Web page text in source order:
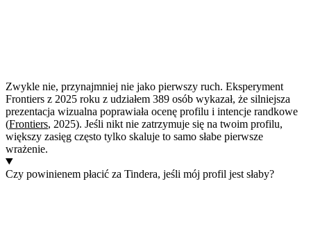
Zwykle nie, przynajmniej nie jako pierwszy ruch. Eksperyment
Frontiers z 2025 roku z udziałem 389 osób wykazał, że silniejsza
prezentacja wizualna poprawiała ocenę profilu i intencje randkowe
(Frontiers, 2025). Jeśli nikt nie zatrzymuje się na twoim profilu,
większy zasięg często tylko skaluje to samo słabe pierwsze
wrażenie.
Czy powinienem płacić za Tindera, jeśli mój profil jest słaby?